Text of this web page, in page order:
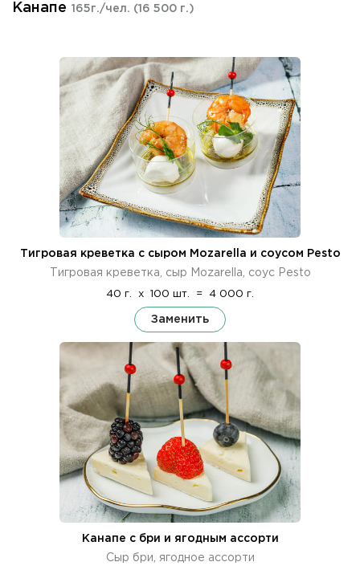
Канапе 165г./чел. (16 500 г.)
Тигровая креветка с сыром Mozarella и соусом Pesto
Тигровая креветка, сыр Mozarella, соус Pesto
40 г. x 100 шт. = 4 000 г.
Заменить
Канапе с бри и ягодным ассорти
Сыр бри, ягодное ассорти